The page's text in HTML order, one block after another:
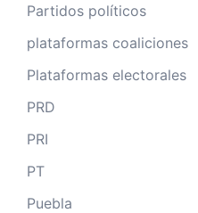
Partidos políticos
plataformas coaliciones
Plataformas electorales
PRD
PRI
PT
Puebla